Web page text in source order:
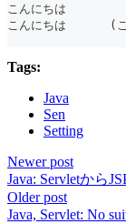
こんにちは
こんにちは      (
Tags:
Java
Sen
Setting
Newer post
Java: Servletから
Older post
Java, Servlet: No